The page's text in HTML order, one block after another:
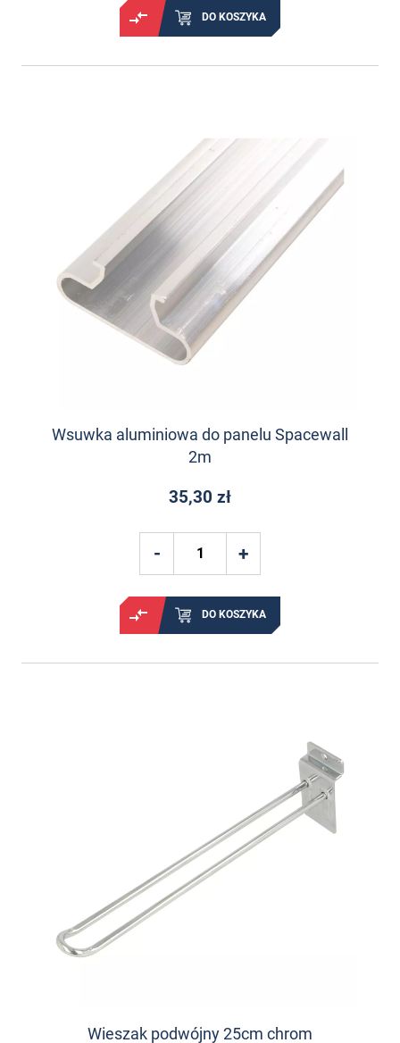
DO KOSZYKA
Wsuwka aluminiowa do panelu Spacewall
2m
35,30 zł
DO KOSZYKA
Wieszak podwójny 25cm chrom